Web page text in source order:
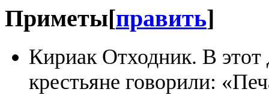
Приметы[править]
Кириак Отходник. В этот
крестьяне говорили: